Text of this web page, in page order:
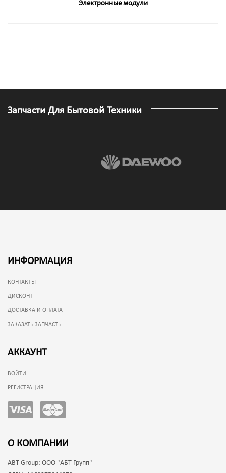
Электронные модули
Запчасти Для Бытовой Техники
ИНФОРМАЦИЯ
КОНТАКТЫ
ДИСКОНТ
ДОСТАВКА И ОПЛАТА
ЗАКАЗАТЬ ЗАПЧАСТЬ
АККАУНТ
ВОЙТИ
РЕГИСТРАЦИЯ
О КОМПАНИИ
ABT Group: ООО "АБТ Групп"